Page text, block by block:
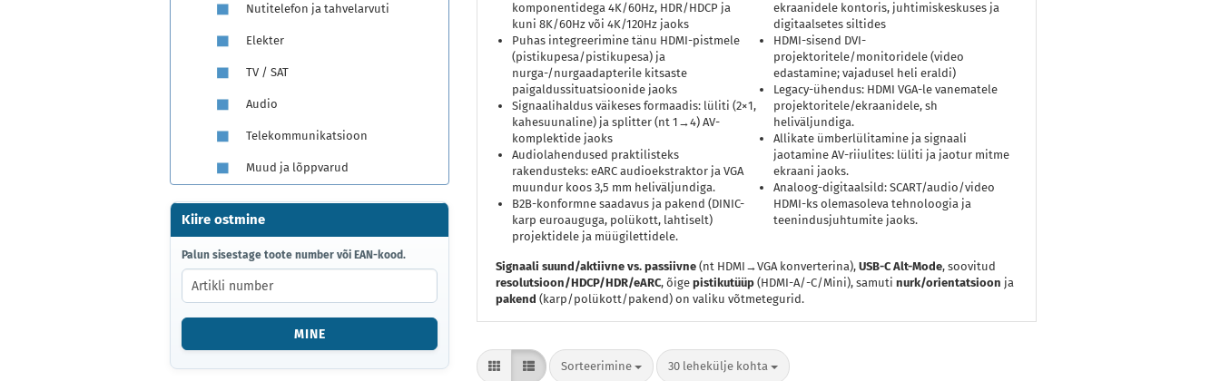
komponentidega 4K/60Hz, HDR/HDCP ja
kuni 8K/60Hz või 4K/120Hz jaoks
Puhas integreerimine tänu HDMI-pistmele
(pistikupesa/pistikupesa) ja
nurga-/nurgaadapterile kitsaste
paigaldussituatsioonide jaoks
Signaalihaldus väikeses formaadis: lüliti (2×1,
kahesuunaline) ja splitter (nt 1→4) AV-
komplektide jaoks
Audiolahendused praktilisteks
rakendusteks: eARC audioekstraktor ja VGA
muundur koos 3,5 mm heliväljundiga.
B2B-konformne saadavus ja pakend (DINIC-
karp euroauguga, polükott, lahtiselt)
projektidele ja müügilettidele.
ekraanidele kontoris, juhtimiskeskuses ja
digitaalsetes siltides
HDMI-sisend DVI-
projektoritele/monitoridele (video
edastamine; vajadusel heli eraldi)
Legacy-ühendus: HDMI VGA-le vanematele
projektoritele/ekraanidele, sh
heliväljundiga.
Allikate ümberlülitamine ja signaali
jaotamine AV-riiulites: lüliti ja jaotur mitme
ekraani jaoks.
Analoog-digitaalsild: SCART/audio/video
HDMI-ks olemasoleva tehnoloogia ja
teenindusjuhtumite jaoks.
Signaali suund/aktiivne vs. passiivne (nt HDMI→VGA konverterina),USB-C Alt-Mode, soovitud
resolutsioon/HDCP/HDR/eARC, õigepistikutüüp (HDMI-A/-C/Mini), samutinurk/orientatsioon ja
pakend (karp/polükott/pakend) on valiku võtmetegurid.
Sorteerimine
Sorteerimine 30 lehekülje kohta
lehekülje kohta
Nutitelefon ja tahvelarvuti
Elekter
TV / SAT
Audio
Telekommunikatsioon
Muud ja lõppvarud
Kiire ostmine
PALUN
SISESTAGE
TOOTE
NUMBER
VÕI
KOOD.
Palun sisestage toote number või EAN-kood.
MINE